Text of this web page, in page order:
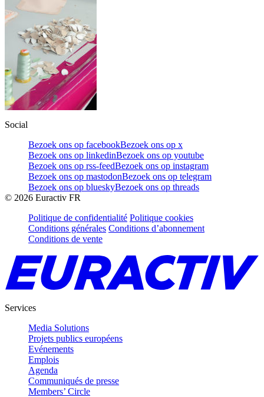
Social
Bezoek ons op facebookBezoek ons op x
Bezoek ons op linkedinBezoek ons op youtube
Bezoek ons op rss-feedBezoek ons op instagram
Bezoek ons op mastodonBezoek ons op telegram
Bezoek ons op blueskyBezoek ons op threads
© 2026 Euractiv FR
Politique de confidentialité Politique cookies
Conditions générales Conditions d’abonnement
Conditions de vente
Services
Media Solutions
Projets publics européens
Evénements
Emplois
Agenda
Communiqués de presse
Members’ Circle